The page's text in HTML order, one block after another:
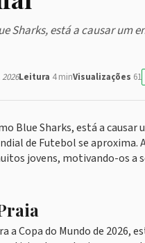
Sharks, está a causar um
Leitura 4 minVisualizações 61
Blue Sharks, está a
de Futebol se aproxima.
jovens, motivando-os
a Copa do Mundo de 2026,